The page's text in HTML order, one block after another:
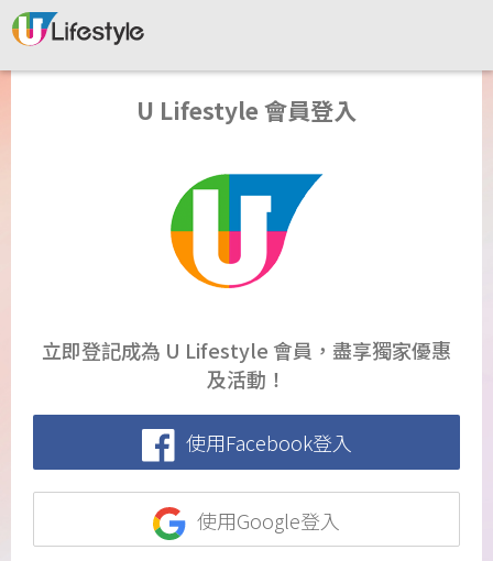
U Lifestyle 會員登入
立即登記成為 U Lifestyle 會員，盡享獨家優惠
及活動！
使用Facebook登入
使用Google登入